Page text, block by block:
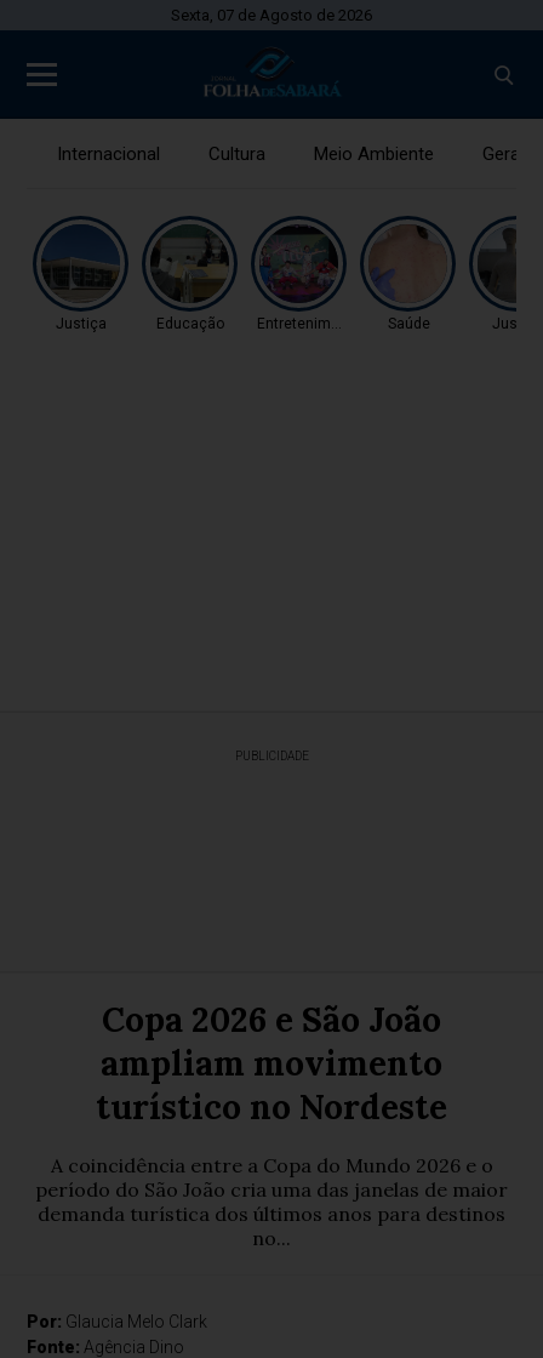
Sexta, 07 de Agosto de 2026
Internacional Cultura Meio Ambiente Gerais
Justiça Educação Entretenimento Saúde Justiça
PUBLICIDADE
Copa 2026 e São João
ampliam movimento
turístico no Nordeste
A coincidência entre a Copa do Mundo 2026 e o
período do São João cria uma das janelas de maior
demanda turística dos últimos anos para destinos
no...
Por: Glaucia Melo Clark
Fonte: Agência Dino